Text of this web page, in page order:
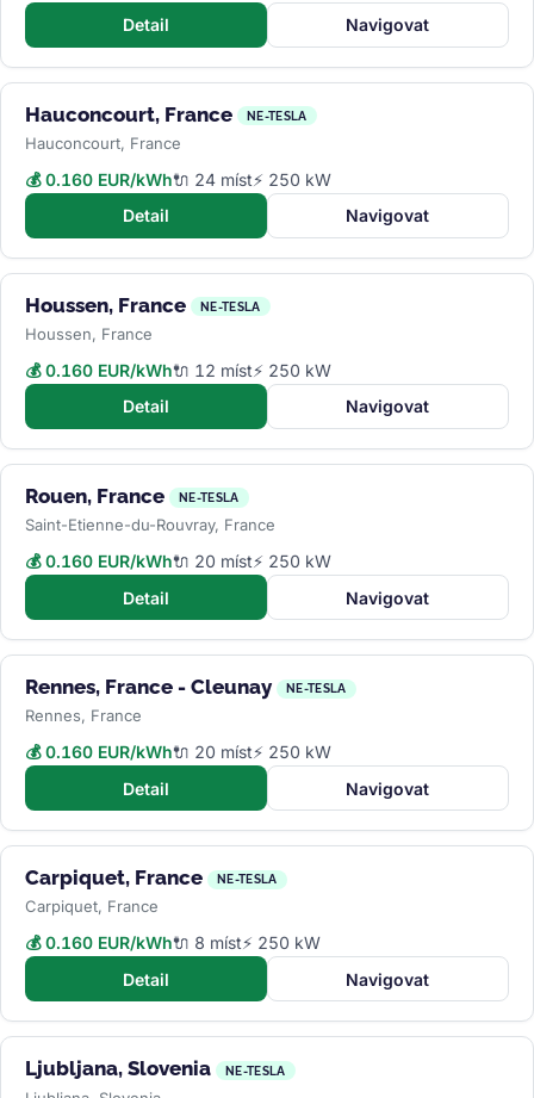
Detail
Navigovat
Hauconcourt, France NE-TESLA
Hauconcourt, France
💰 0.160 EUR/kWh🔌 24 míst⚡ 250 kW
Detail
Navigovat
Houssen, France NE-TESLA
Houssen, France
💰 0.160 EUR/kWh🔌 12 míst⚡ 250 kW
Detail
Navigovat
Rouen, France NE-TESLA
Saint-Etienne-du-Rouvray, France
💰 0.160 EUR/kWh🔌 20 míst⚡ 250 kW
Detail
Navigovat
Rennes, France - Cleunay NE-TESLA
Rennes, France
💰 0.160 EUR/kWh🔌 20 míst⚡ 250 kW
Detail
Navigovat
Carpiquet, France NE-TESLA
Carpiquet, France
💰 0.160 EUR/kWh🔌 8 míst⚡ 250 kW
Detail
Navigovat
Ljubljana, Slovenia NE-TESLA